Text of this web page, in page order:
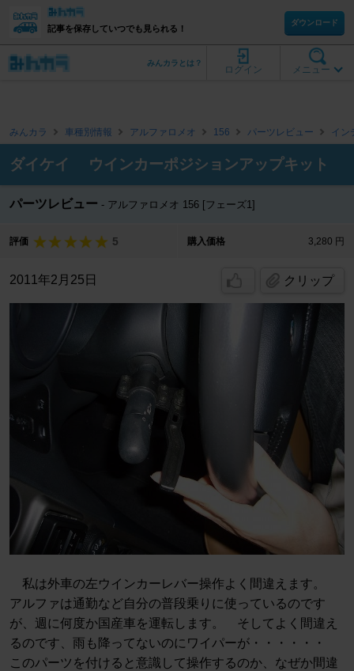
記事を保存していつでも見られる！
ダウンロード
メニュー
ログイン
みんカラとは？
みんカラ 車種別情報 アルファロメオ 156 パーツレビュー イン
ダイケイ ウインカーポジションアップキット
パーツレビュー アルファロメオ 156 [フェーズ1]
評価 5 購入価格 3,280 円
2011年2月25日 クリップ
私は外車の左ウインカーレバー操作よく間違えます。
アルファは通勤など自分の普段乗りに使っているのです
が、週に何度か国産車を運転します。 そしてよく間違え
るのです、雨も降ってないのにワイパーが・・・・・・
このパーツを付けると意識して操作するのか、なぜか間違